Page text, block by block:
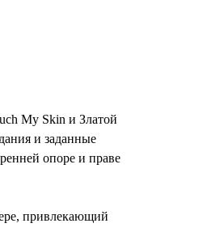
My Skin и Златой
и заданные
опоре и праве
привлекающий